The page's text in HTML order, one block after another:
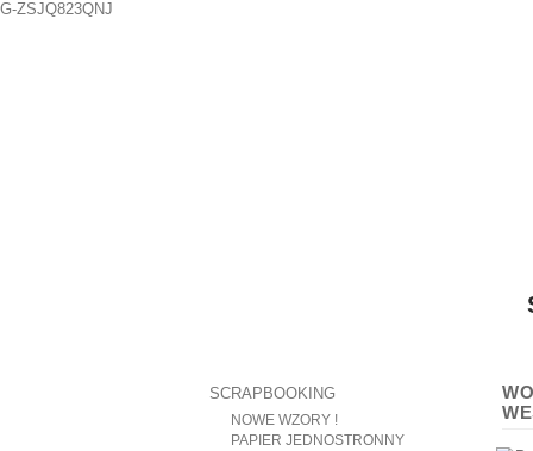
G-ZSJQ823QNJ
SCRAPBOOKING
NOWE WZORY !
PAPIER JEDNOSTRONNY